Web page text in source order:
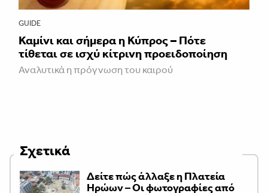
GUIDE
Καμίνι και σήμερα η Κύπρος – Πότε
τίθεται σε ισχύ κίτρινη προειδοποίηση
Αναλυτικά η πρόγνωση του καιρού
Σχετικά
Δείτε πώς άλλαξε η Πλατεία
Ηρώων – Οι φωτογραφίες από